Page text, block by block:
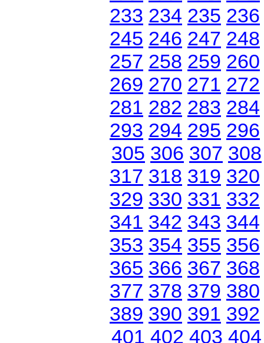
233 234 235 236
245 246 247 248
257 258 259 260
269 270 271 272
281 282 283 284
293 294 295 296
305 306 307 308
317 318 319 320
329 330 331 332
341 342 343 344
353 354 355 356
365 366 367 368
377 378 379 380
389 390 391 392
401 402 403 404